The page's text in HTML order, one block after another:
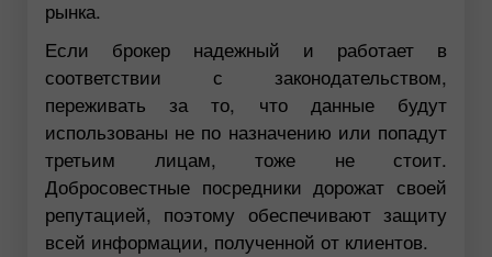
рынка.
Если брокер надежный и работает в
соответствии с законодательством,
переживать за то, что данные будут
использованы не по назначению или попадут
третьим лицам, тоже не стоит.
Добросовестные посредники дорожат своей
репутацией, поэтому обеспечивают защиту
всей информации, полученной от клиентов.